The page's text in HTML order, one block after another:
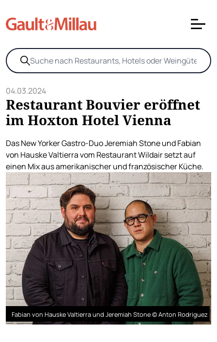
04.03.2024
Restaurant Bouvier eröffnet
im Hoxton Hotel Vienna
Das New Yorker Gastro-Duo Jeremiah Stone und Fabian
von Hauske Valtierra vom Restaurant Wildair setzt auf
einen Mix aus amerikanischer und französischer Küche.
Fabian von Hauske Valtierra und Jeremiah Stone © Anton Rodriguez